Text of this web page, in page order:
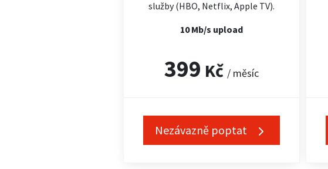
služby (HBO, Netflix, Apple TV).
10 Mb/s upload
399 Kč / měsíc
Nezávazně poptat